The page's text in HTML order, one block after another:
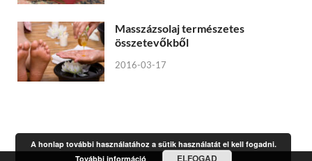
Masszázsolaj természetes
összetevőkből
2016-03-17
A honlap további használatához a sütik használatát el kell fogadni.
További információ
ELFOGAD